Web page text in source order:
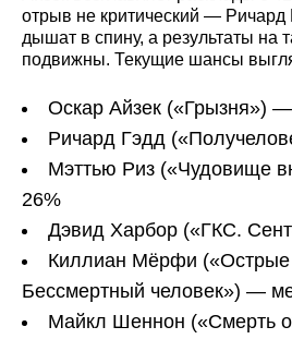
отрыв не критический — Ричард
дышат в спину, а результаты на
подвижны. Текущие шансы
Оскар Айзек («Грызня»)
Ричард Гэдд
Мэттью Риз («Чудовище
26%
Дэвид Харбор («ГКС.
Киллиан Мёрфи («Острые
Бессмертный человек») —
Майкл Шеннон («Смерть